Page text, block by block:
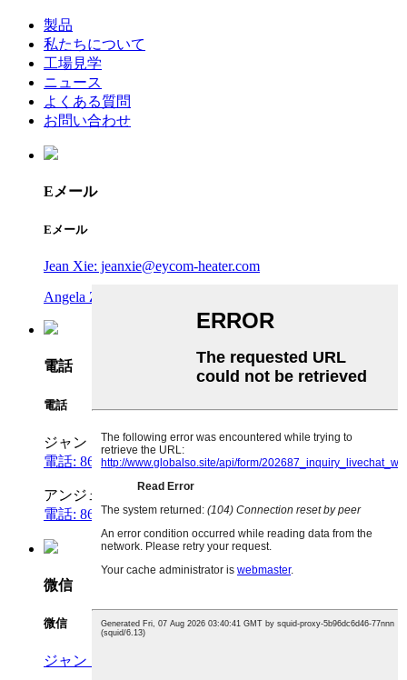
製品
私たちについて
工場見学
ニュース
よくある質問
お問い合わせ
Eメール
Eメール
Jean Xie: jeanxie@eycom-heater.com
Angela Zhong: angelazhong@eycom-heater.com
電話
電話
ジャン・シー：
電話: 86-760-22620676MP: 86-13631161053
アンジェラ：
電話: 86-760-22620676電話番号: 86-13528266612
微信
微信
ジャン・シー：+86 13631161053